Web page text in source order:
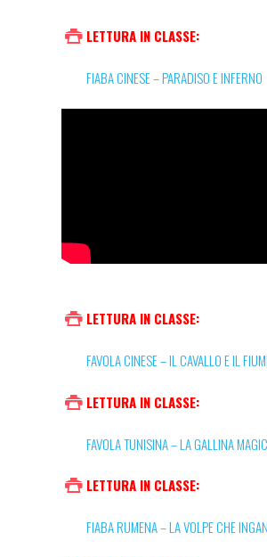
LETTURA IN CLASSE:
FIABA CINESE – PARADISO E INFERNO
LETTURA IN CLASSE:
FAVOLA CINESE – IL CAVALLO E IL
LETTURA IN CLASSE:
FAVOLA TUNISINA – LA GALLINA
LETTURA IN CLASSE:
FIABA RUMENA – LA VOLPE CHE